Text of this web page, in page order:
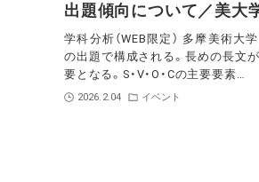
出題傾向について／美
学科分析（WEB限定） 多摩美術大
の出題で構成される。長めの長文
要となる。S・V・O・Cの主要要素…
2026.2.04 イベント